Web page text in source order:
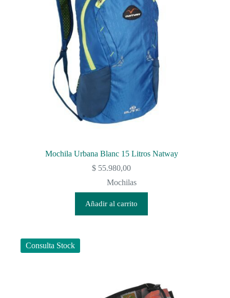
Mochila Urbana Blanc 15 Litros Natway
$ 55.980,00
Mochilas
Añadir al carrito
Consulta Stock